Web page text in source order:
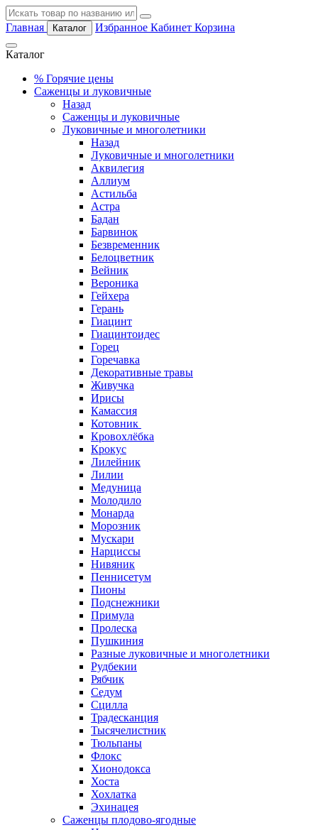
Главная Каталог Избранное Кабинет Корзина
Каталог
% Горячие цены
Саженцы и луковичные
Назад
Саженцы и луковичные
Луковичные и многолетники
Назад
Луковичные и многолетники
Аквилегия
Аллиум
Астильба
Астра
Бадан
Барвинок
Безвременник
Белоцветник
Вейник
Вероника
Гейхера
Герань
Гиацинт
Гиацинтоидес
Горец
Горечавка
Декоративные травы
Живучка
Ирисы
Камассия
Котовник
Кровохлёбка
Крокус
Лилейник
Лилии
Медуница
Молодило
Монарда
Морозник
Мускари
Нарциссы
Нивяник
Пеннисетум
Пионы
Подснежники
Примула
Пролеска
Пушкиния
Разные луковичные и многолетники
Рудбекии
Рябчик
Седум
Сцилла
Традесканция
Тысячелистник
Тюльпаны
Флокс
Хионодокса
Хоста
Хохлатка
Эхинацея
Саженцы плодово-ягодные